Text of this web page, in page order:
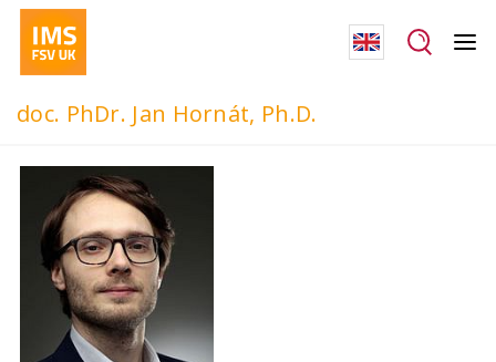
doc. PhDr. Jan Hornát, Ph.D.